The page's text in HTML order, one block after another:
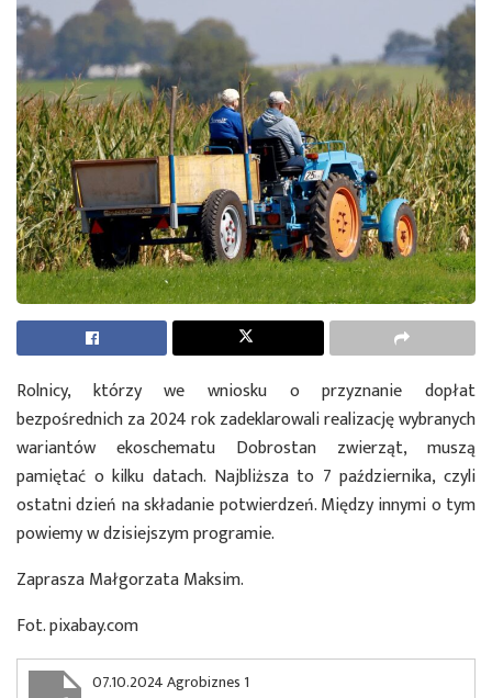
Rolnicy, którzy we wniosku o przyznanie dopłat
bezpośrednich za 2024 rok zadeklarowali realizację wybranych
wariantów ekoschematu Dobrostan zwierząt, muszą
pamiętać o kilku datach. Najbliższa to 7 października, czyli
ostatni dzień na składanie potwierdzeń. Między innymi o tym
powiemy w dzisiejszym programie.
Zaprasza Małgorzata Maksim.
Fot. pixabay.com
07.10.2024 Agrobiznes 1